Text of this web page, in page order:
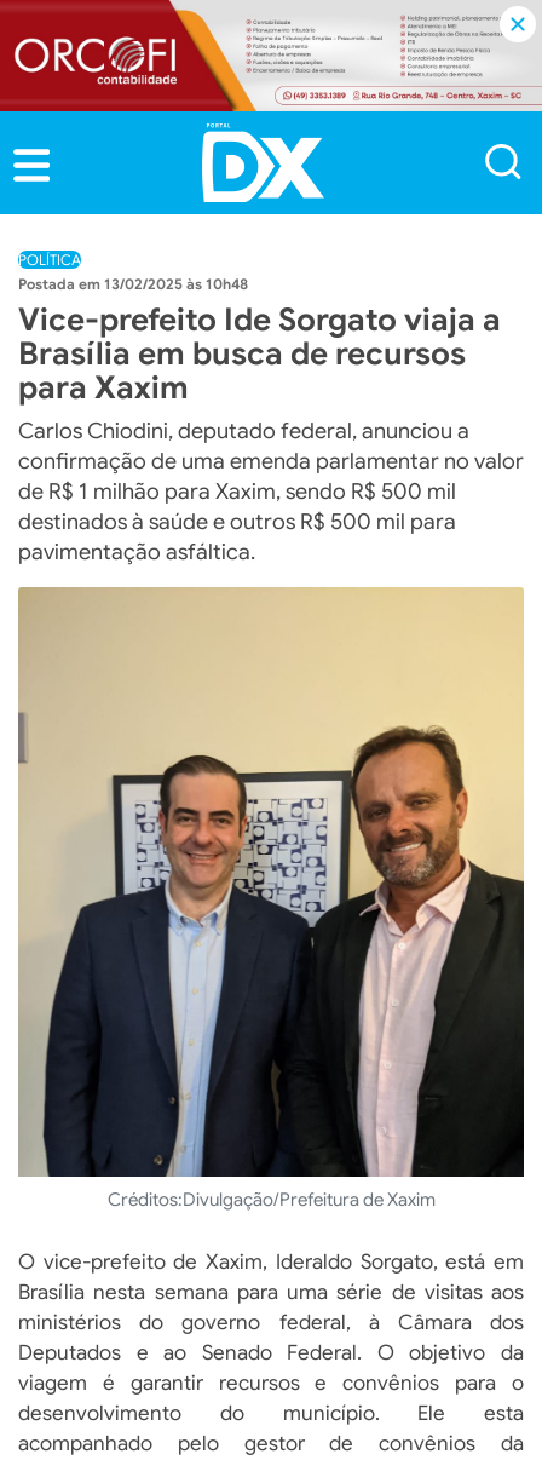
POLÍTICA
13/02/2025 às 10h48
Vice-prefeito Ide Sorgato viaja a
Brasília em busca de recursos
para Xaxim
Carlos Chiodini, deputado federal, anunciou a
confirmação de uma emenda parlamentar no valor
de R$ 1 milhão para Xaxim, sendo R$ 500 mil
destinados à saúde e outros R$ 500 mil para
pavimentação asfáltica.
Créditos:Divulgação/Prefeitura de Xaxim
O vice-prefeito de Xaxim, Ideraldo Sorgato, está em
Brasília nesta semana para uma série de visitas aos
ministérios do governo federal, à Câmara dos
Deputados e ao Senado Federal. O objetivo da
viagem é garantir recursos e convênios para o
desenvolvimento do município. Ele esta
acompanhado pelo gestor de convênios da